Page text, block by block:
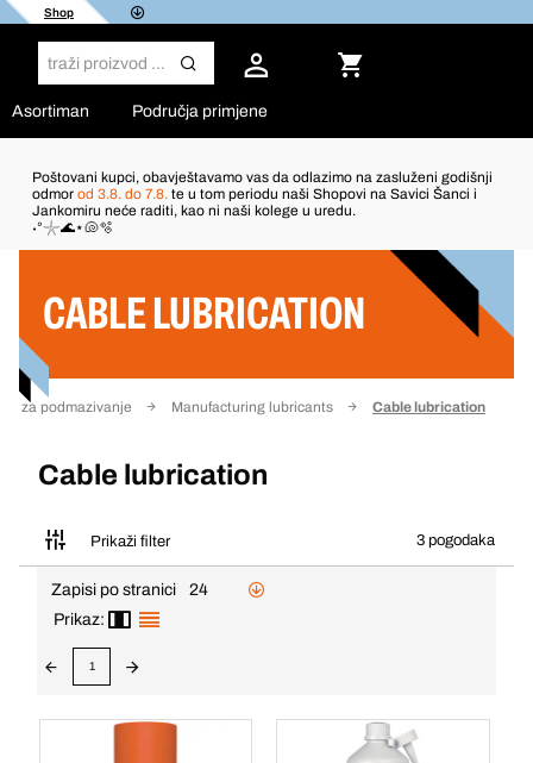
Shop
Asortiman Područja primjene
Poštovani kupci, obavještavamo vas da odlazimo na zasluženi godišnji
odmor od 3.8. do 7.8. te u tom periodu naši Shopovi na Savici Šanci i
Jankomiru neće raditi, kao ni naši kolege u uredu.
˖°𓇼🌊⋆🐚🫧
CABLE LUBRICATION
za podmazivanje Manufacturing lubricants Cable lubrication
Cable lubrication
Prikaži filter 3 pogodaka
Filter
Zapisi po stranici
24
Prikaz:
1